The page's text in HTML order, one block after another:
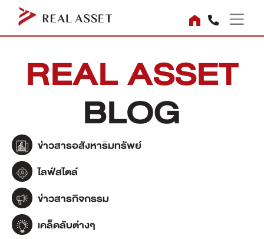
REAL ASSET
BLOG
ข่าวสารอสังหาริมทรัพย์
ไลฟ์สไตล์
ข่าวสารกิจกรรม
เคล็ดลับต่างๆ